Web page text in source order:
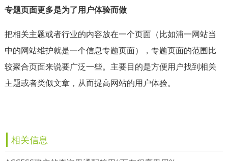
专题页面更多是为了用户体验而做
把相关主题或者行业的内容放在一个页面（比如浦一网站当
中的网站维护就是一个信息专题页面），专题页面的范围比
较聚合页面来说要广泛一些。主要目的是方便用户找到相关
主题或者类似文章，从而提高网站的用户体验。
相关信息